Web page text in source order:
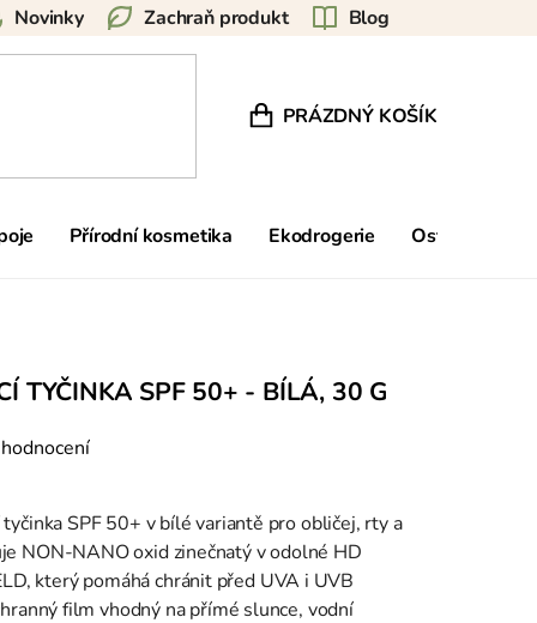
Blog
Zachraň produkt
Novinky
NÁKUPNÍ KOŠÍK
PRÁZDNÝ KOŠÍK
Přírodní kosmetika Ekodrogerie Ostatní
TYČINKA SPF 50+ - BÍLÁ, 30 G
SPF 50+ v bílé variantě pro obličej, rty a
NON-NANO oxid zinečnatý v odolné HD
který pomáhá chránit před UVA i UVB
film vhodný na přímé slunce, vodní